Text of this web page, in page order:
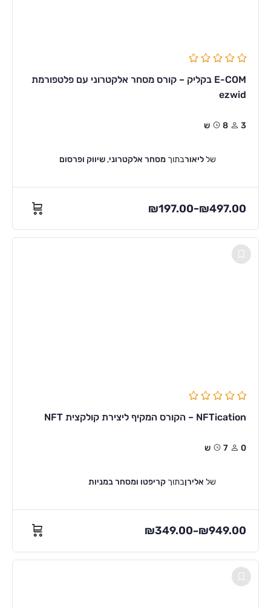
E-COM בקליק – קורס מסחר אלקטרוני עם פלטפורמת
ezwid
3 8ש
שלליאורבתוך מסחר אלקטרוני,שיווק ופרסום
₪197.00–₪497.00
NFTication – הקורס המקיף ליצירת קולקצית NFT
0 7ש
של אלירןבתוך קריפטו ומסחר במניות
₪349.00–₪949.00